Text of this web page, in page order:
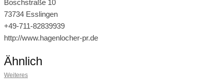
Boschstraße 10
73734 Esslingen
+49-711-82839939
http://www.hagenlocher-pr.de
Ähnlich
Weiteres